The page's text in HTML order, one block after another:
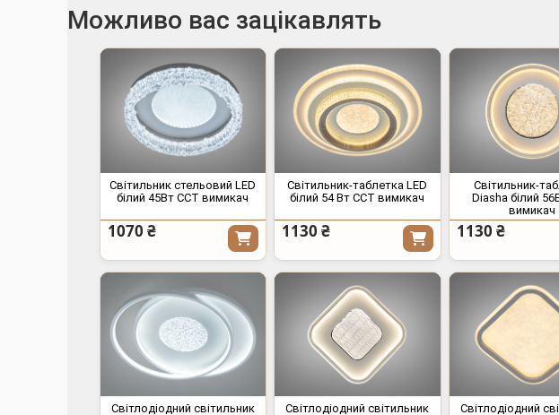
Можливо вас зацікавлять
Світильник стельовий LED
білий 45Вт CCT вимикач
1070 ₴
Світильник-таблетка LED
білий 54 Вт CCT вимикач
1130 ₴
Світильник-
Diasha білий
вимикач
1130 ₴
Світлодіодний світильник
Світлодіодний світильник
Світлодіодний